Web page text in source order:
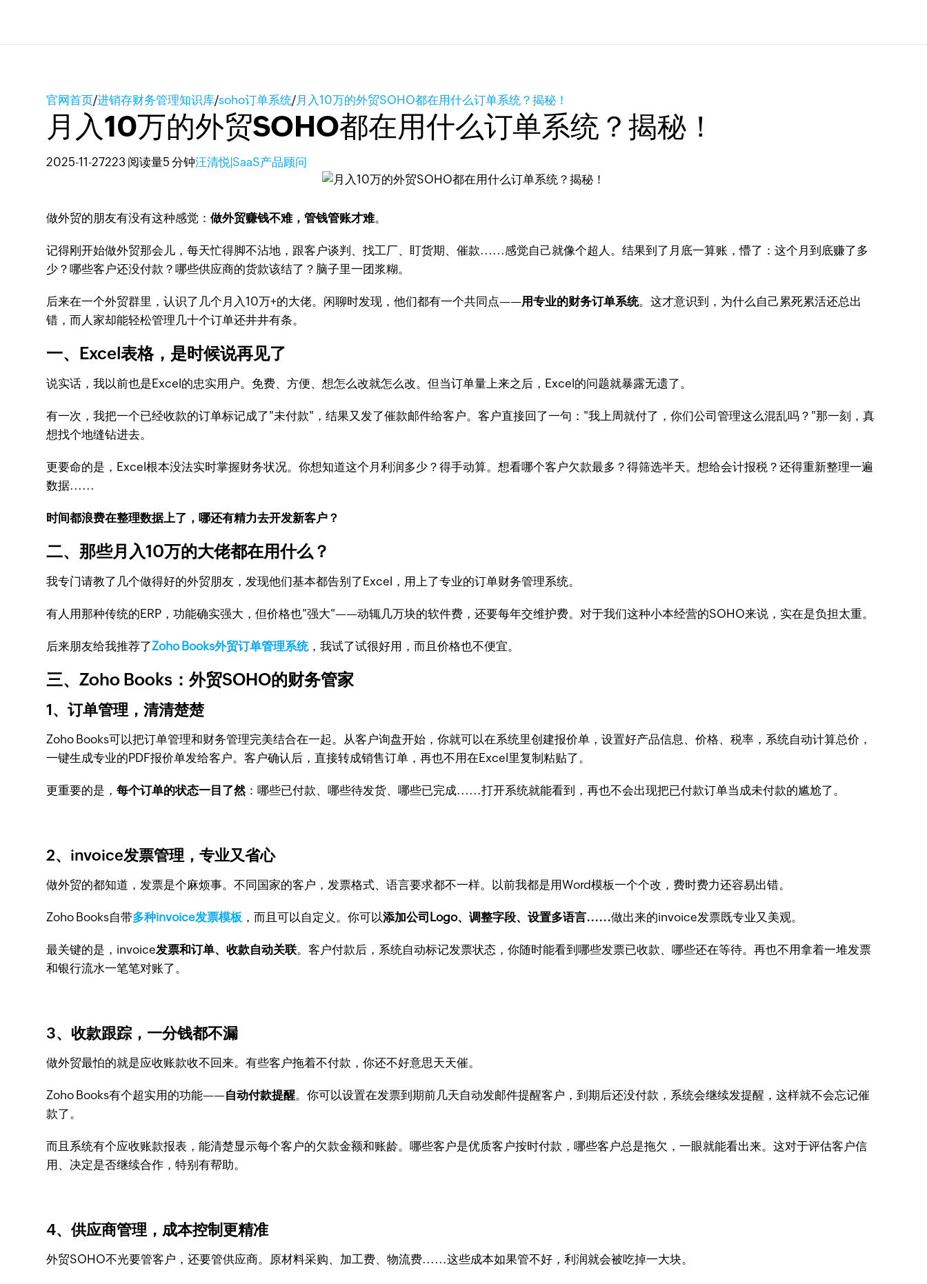
官网首页/进销存财务管理知识库/soho订单系统/月入10万的外贸SOHO都在用什么订单系统？揭秘！
月入10万的外贸SOHO都在用什么订单系统？揭秘！
2025-11-27223 阅读量5 分钟汪清悦|SaaS产品顾问
做外贸的朋友有没有这种感觉：做外贸赚钱不难，管钱管账才难。
记得刚开始做外贸那会儿，每天忙得脚不沾地，跟客户谈判、找工厂、盯货期、催款......感觉自己就像个超人。结果到了月底一算账，懵了：这个月到底赚了多
少？哪些客户还没付款？哪些供应商的货款该结了？脑子里一团浆糊。
后来在一个外贸群里，认识了几个月入10万+的大佬。闲聊时发现，他们都有一个共同点——用专业的财务订单系统。这才意识到，为什么自己累死累活还总出
错，而人家却能轻松管理几十个订单还井井有条。
一、Excel表格，是时候说再见了
说实话，我以前也是Excel的忠实用户。免费、方便、想怎么改就怎么改。但当订单量上来之后，Excel的问题就暴露无遗了。
有一次，我把一个已经收款的订单标记成了"未付款"，结果又发了催款邮件给客户。客户直接回了一句："我上周就付了，你们公司管理这么混乱吗？"那一刻，真
想找个地缝钻进去。
更要命的是，Excel根本没法实时掌握财务状况。你想知道这个月利润多少？得手动算。想看哪个客户欠款最多？得筛选半天。想给会计报税？还得重新整理一遍
数据......
时间都浪费在整理数据上了，哪还有精力去开发新客户？
二、那些月入10万的大佬都在用什么？
我专门请教了几个做得好的外贸朋友，发现他们基本都告别了Excel，用上了专业的订单财务管理系统。
有人用那种传统的ERP，功能确实强大，但价格也"强大"——动辄几万块的软件费，还要每年交维护费。对于我们这种小本经营的SOHO来说，实在是负担太重。
后来朋友给我推荐了Zoho Books外贸订单管理系统，我试了试很好用，而且价格也不便宜。
三、Zoho Books：外贸SOHO的财务管家
1、订单管理，清清楚楚
Zoho Books可以把订单管理和财务管理完美结合在一起。从客户询盘开始，你就可以在系统里创建报价单，设置好产品信息、价格、税率，系统自动计算总价，
一键生成专业的PDF报价单发给客户。客户确认后，直接转成销售订单，再也不用在Excel里复制粘贴了。
更重要的是，每个订单的状态一目了然：哪些已付款、哪些待发货、哪些已完成......打开系统就能看到，再也不会出现把已付款订单当成未付款的尴尬了。
2、invoice发票管理，专业又省心
做外贸的都知道，发票是个麻烦事。不同国家的客户，发票格式、语言要求都不一样。以前我都是用Word模板一个个改，费时费力还容易出错。
Zoho Books自带多种invoice发票模板 ，而且可以自定义。你可以添加公司Logo、调整字段、设置多语言......做出来的invoice发票既专业又美观。
最关键的是，invoice发票和订单、收款自动关联。客户付款后，系统自动标记发票状态，你随时能看到哪些发票已收款、哪些还在等待。再也不用拿着一堆发票
和银行流水一笔笔对账了。
3、收款跟踪，一分钱都不漏
做外贸最怕的就是应收账款收不回来。有些客户拖着不付款，你还不好意思天天催。
Zoho Books有个超实用的功能——自动付款提醒。你可以设置在发票到期前几天自动发邮件提醒客户，到期后还没付款，系统会继续发提醒，这样就不会忘记催
款了。
而且系统有个应收账款报表，能清楚显示每个客户的欠款金额和账龄。哪些客户是优质客户按时付款，哪些客户总是拖欠，一眼就能看出来。这对于评估客户信
用、决定是否继续合作，特别有帮助。
4、供应商管理，成本控制更精准
外贸SOHO不光要管客户，还要管供应商。原材料采购、加工费、物流费......这些成本如果管不好，利润就会被吃掉一大块。